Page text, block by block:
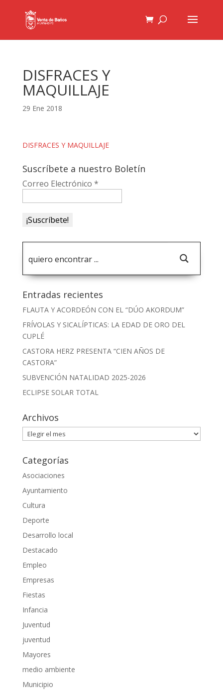
DISFRACES Y
MAQUILLAJE
29 Ene 2018
DISFRACES Y MAQUILLAJE
Suscríbete a nuestro Boletín
Correo Electrónico *
Entradas recientes
FLAUTA Y ACORDEÓN CON EL “DÚO AKORDUM”
FRÍVOLAS Y SICALÍPTICAS: LA EDAD DE ORO DEL
CUPLÉ
CASTORA HERZ PRESENTA “CIEN AÑOS DE
CASTORA”
SUBVENCIÓN NATALIDAD 2025-2026
ECLIPSE SOLAR TOTAL
Archivos
Archivos
Categorías
Asociaciones
Ayuntamiento
Cultura
Deporte
Desarrollo local
Destacado
Empleo
Empresas
Fiestas
Infancia
Juventud
juventud
Mayores
medio ambiente
Municipio